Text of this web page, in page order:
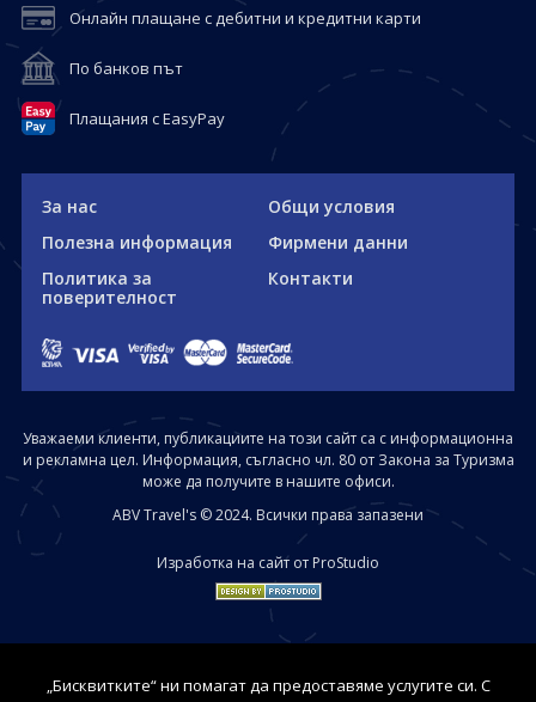
Онлайн плащане с дебитни и кредитни карти
По банков път
Плащания с EasyPay
За нас
Общи условия
Полезна информация
Фирмени данни
Политика за
поверителност
Контакти
Уважаеми клиенти, публикациите на този сайт са с информационна
и рекламна цел. Информация, съгласно чл. 80 от Закона за Туризма
може да получите в нашите офиси.
ABV Travel's © 2024. Всички права запазени
Изработка на сайт от ProStudio
„Бисквитките“ ни помагат да предоставяме услугите си. С